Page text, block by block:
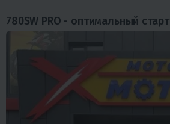
780SW PRO - оптимальный старт